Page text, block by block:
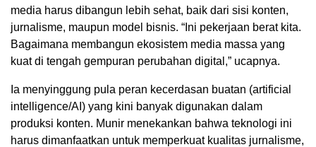
media harus dibangun lebih sehat, baik dari sisi konten,
jurnalisme, maupun model bisnis. “Ini pekerjaan berat kita.
Bagaimana membangun ekosistem media massa yang
kuat di tengah gempuran perubahan digital,” ucapnya.
Ia menyinggung pula peran kecerdasan buatan (artificial
intelligence/AI) yang kini banyak digunakan dalam
produksi konten. Munir menekankan bahwa teknologi ini
harus dimanfaatkan untuk memperkuat kualitas jurnalisme,